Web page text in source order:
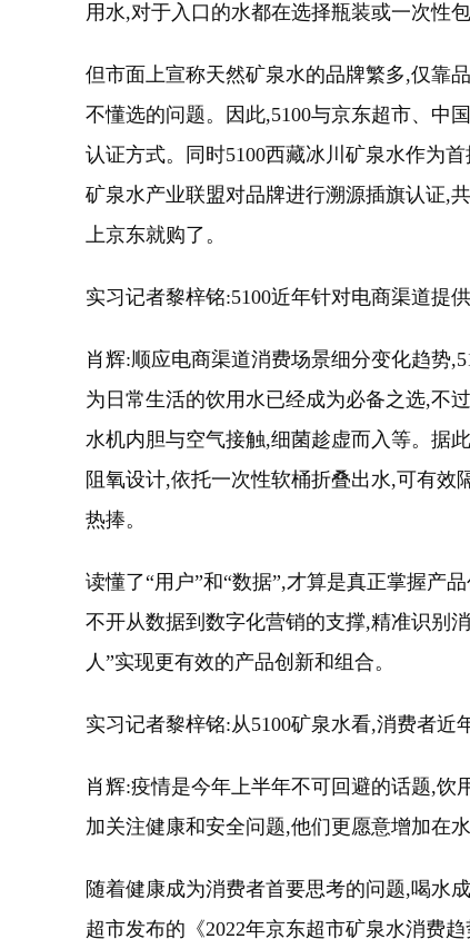
用水,对于入口的水都在选择瓶装或一次性
但市面上宣称天然矿泉水的品牌繁多,仅靠
不懂选的问题。因此,5100与京东超市、中
认证方式。同时5100西藏冰川矿泉水作为
矿泉水产业联盟对品牌进行溯源插旗认证,
上京东就购了。
实习记者黎梓铭:5100近年针对电商渠道提
肖辉:顺应电商渠道消费场景细分变化趋势
为日常生活的饮用水已经成为必备之选,不
水机内胆与空气接触,细菌趁虚而入等。据
阻氧设计,依托一次性软桶折叠出水,可有
热捧。
读懂了“用户”和“数据”,才算是真正掌握产
不开从数据到数字化营销的支撑,精准识别
人”实现更有效的产品创新和组合。
实习记者黎梓铭:从5100矿泉水看,消费者近
肖辉:疫情是今年上半年不可回避的话题,
加关注健康和安全问题,他们更愿意增加在
随着健康成为消费者首要思考的问题,喝水
超市发布的《2022年京东超市矿泉水消费